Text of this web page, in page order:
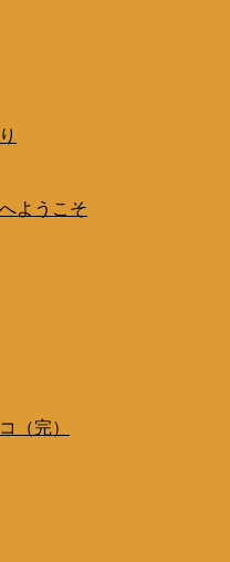
ようこそ
（完）